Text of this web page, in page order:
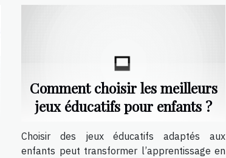
Comment choisir les meilleurs
jeux éducatifs pour enfants ?
Choisir des jeux éducatifs adaptés aux
enfants peut transformer l’apprentissage en